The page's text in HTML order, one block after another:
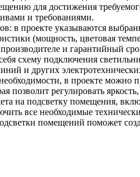
для достижения
и требованиями.
в проекте указываются
(мощность, цветовая
и гарантийный
схему подключения
и других
в проекте можно
позволит регулировать
на подсветку помещения,
все необходимые
помещений поможет